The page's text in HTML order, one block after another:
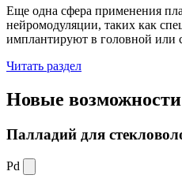
Еще одна сфера применения
нейромодуляции, таких как
имплантируют в головной или
Читать раздел
Новые возможности
Палладий для
Pd